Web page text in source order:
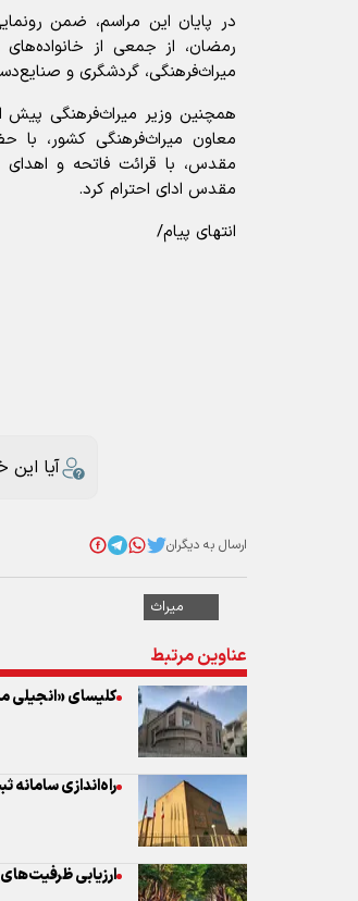
در پایان این مراسم، ضمن
رمضان، از جمعی از
میراث‌فرهنگی، گردشگری و
همچنین وزیر میراث‌فرهنگی پیش
معاون میراث‌فرهنگی کشور، با
مقدس، با قرائت فاتحه و
مقدس ادای احترام کرد.
انتهای پیام/
کلیسای «انجیلی